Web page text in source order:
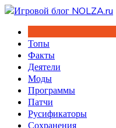
Перейти
содержимому
Топы
Факты
Деятели
Моды
Программы
Патчи
Русификаторы
Сохранения